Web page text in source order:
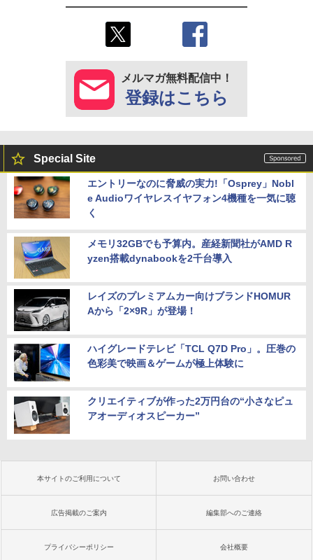
メルマガ無料配信中！
登録はこちら
Special Site
エントリーなのに脅威の実力!「Osprey」Nobl
e Audioワイヤレスイヤフォン4機種を一気に聴
く
メモリ32GBでも予算内。産経新聞社がAMD R
yzen搭載dynabookを2千台導入
レイズのプレミアムカー向けブランドHOMUR
Aから「2×9R」が登場！
ハイグレードテレビ「TCL Q7D Pro」。圧巻の
色彩美で映画＆ゲームが極上体験に
クリエイティブが作った2万円台の“小さなピュ
アオーディオスピーカー”
本サイトのご利用について お問い合わせ
広告掲載のご案内 編集部へのご連絡
プライバシーポリシー 会社概要